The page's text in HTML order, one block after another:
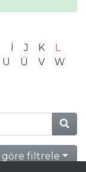
İ J K
L
U Ü V
W
göre filtrele